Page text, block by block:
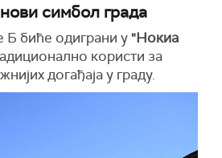
симбол града
Б биће одиграни у"Нокиа
користи за
догађаја у граду.